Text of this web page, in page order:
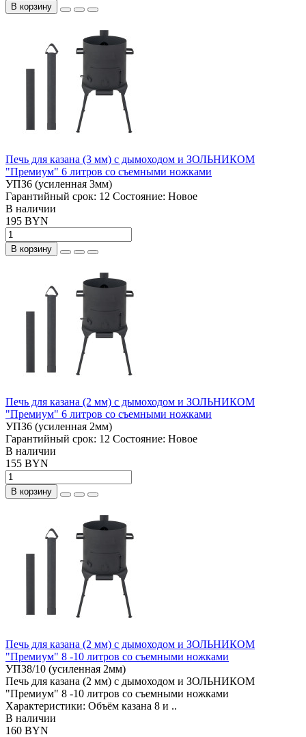
В корзину
Печь для казана (3 мм) с дымоходом и ЗОЛЬНИКОМ
"Премиум" 6 литров со съемными ножками
УПЗ6 (усиленная 3мм)
Гарантийный срок: 12 Состояние: Новое
В наличии
195 BYN
В корзину
Печь для казана (2 мм) с дымоходом и ЗОЛЬНИКОМ
"Премиум" 6 литров со съемными ножками
УПЗ6 (усиленная 2мм)
Гарантийный срок: 12 Состояние: Новое
В наличии
155 BYN
В корзину
Печь для казана (2 мм) с дымоходом и ЗОЛЬНИКОМ
"Премиум" 8 -10 литров со съемными ножками
УПЗ8/10 (усиленная 2мм)
Печь для казана (2 мм) с дымоходом и ЗОЛЬНИКОМ
"Премиум" 8 -10 литров со съемными ножками
Характеристики: Объём казана 8 и ..
В наличии
160 BYN